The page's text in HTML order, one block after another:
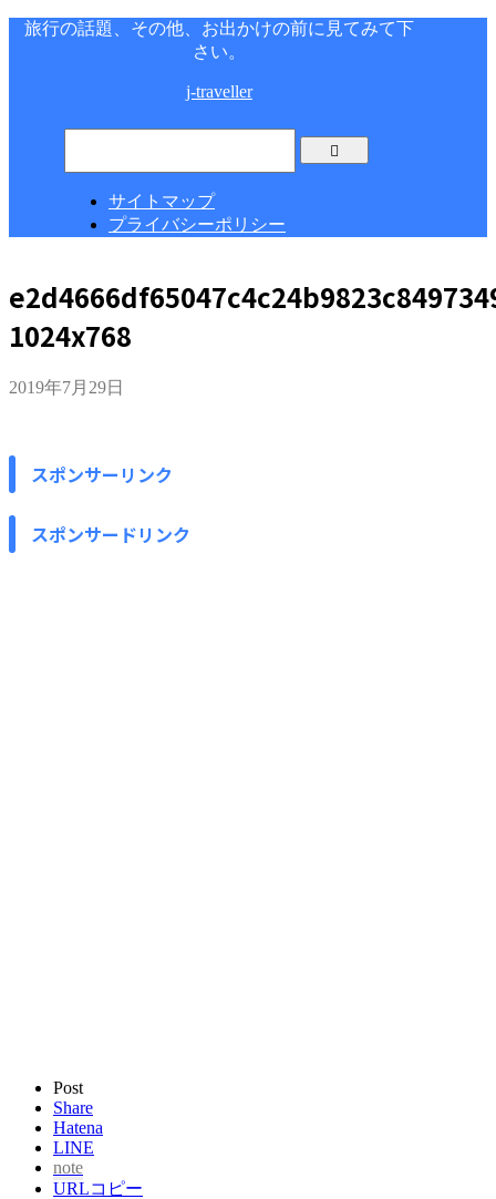
旅行の話題、その他、お出かけの前に見てみて下
さい。
j-traveller
サイトマップ
プライバシーポリシー
1024x768
2019年7月29日
スポンサーリンク
スポンサードリンク
Post
Share
Hatena
LINE
note
URLコピー